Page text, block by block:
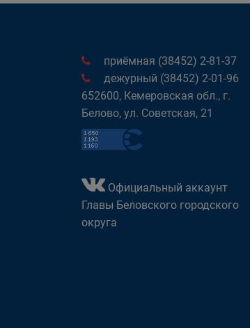
приёмная (38452) 2-81-37
дежурный (38452) 2-01-96
652600, Кемеровская обл., г.
Белово, ул. Советская, 21
Официальный аккаунт
Главы Беловского городского
округа